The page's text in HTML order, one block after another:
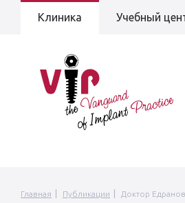
Клиника Учебный
Главная Публикации Доктор